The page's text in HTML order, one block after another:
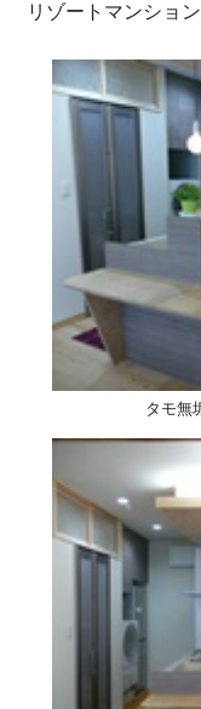
リゾートマンショ
タモ無